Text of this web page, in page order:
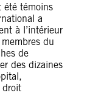
été témoins
a
à l’intérieur
du
de
des dizaines
droit